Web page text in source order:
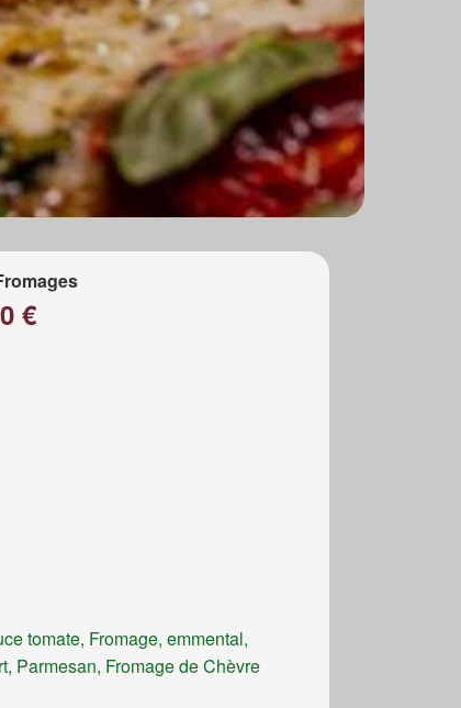
€
tomate, Fromage, emmental,
Parmesan, Fromage de Chèvre